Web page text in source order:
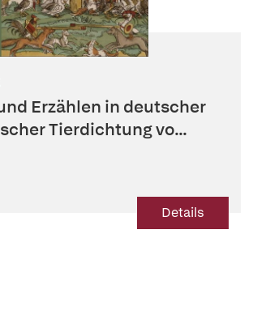
Erzählen in deutscher
Tierdichtung vo...
Details